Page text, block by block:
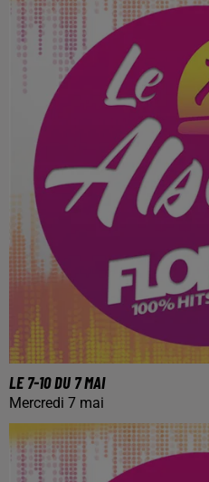
LE 7-10 DU 7 MAI
Mercredi 7 mai